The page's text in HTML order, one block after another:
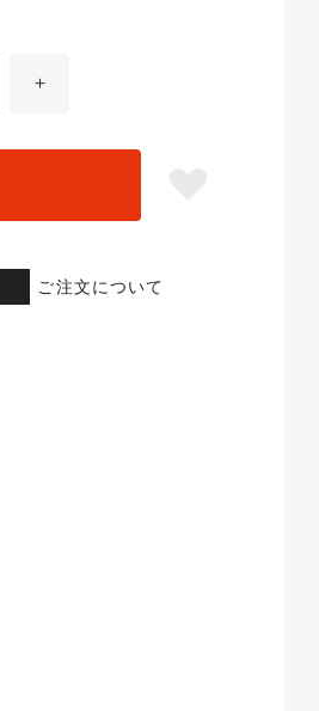
ご注文について